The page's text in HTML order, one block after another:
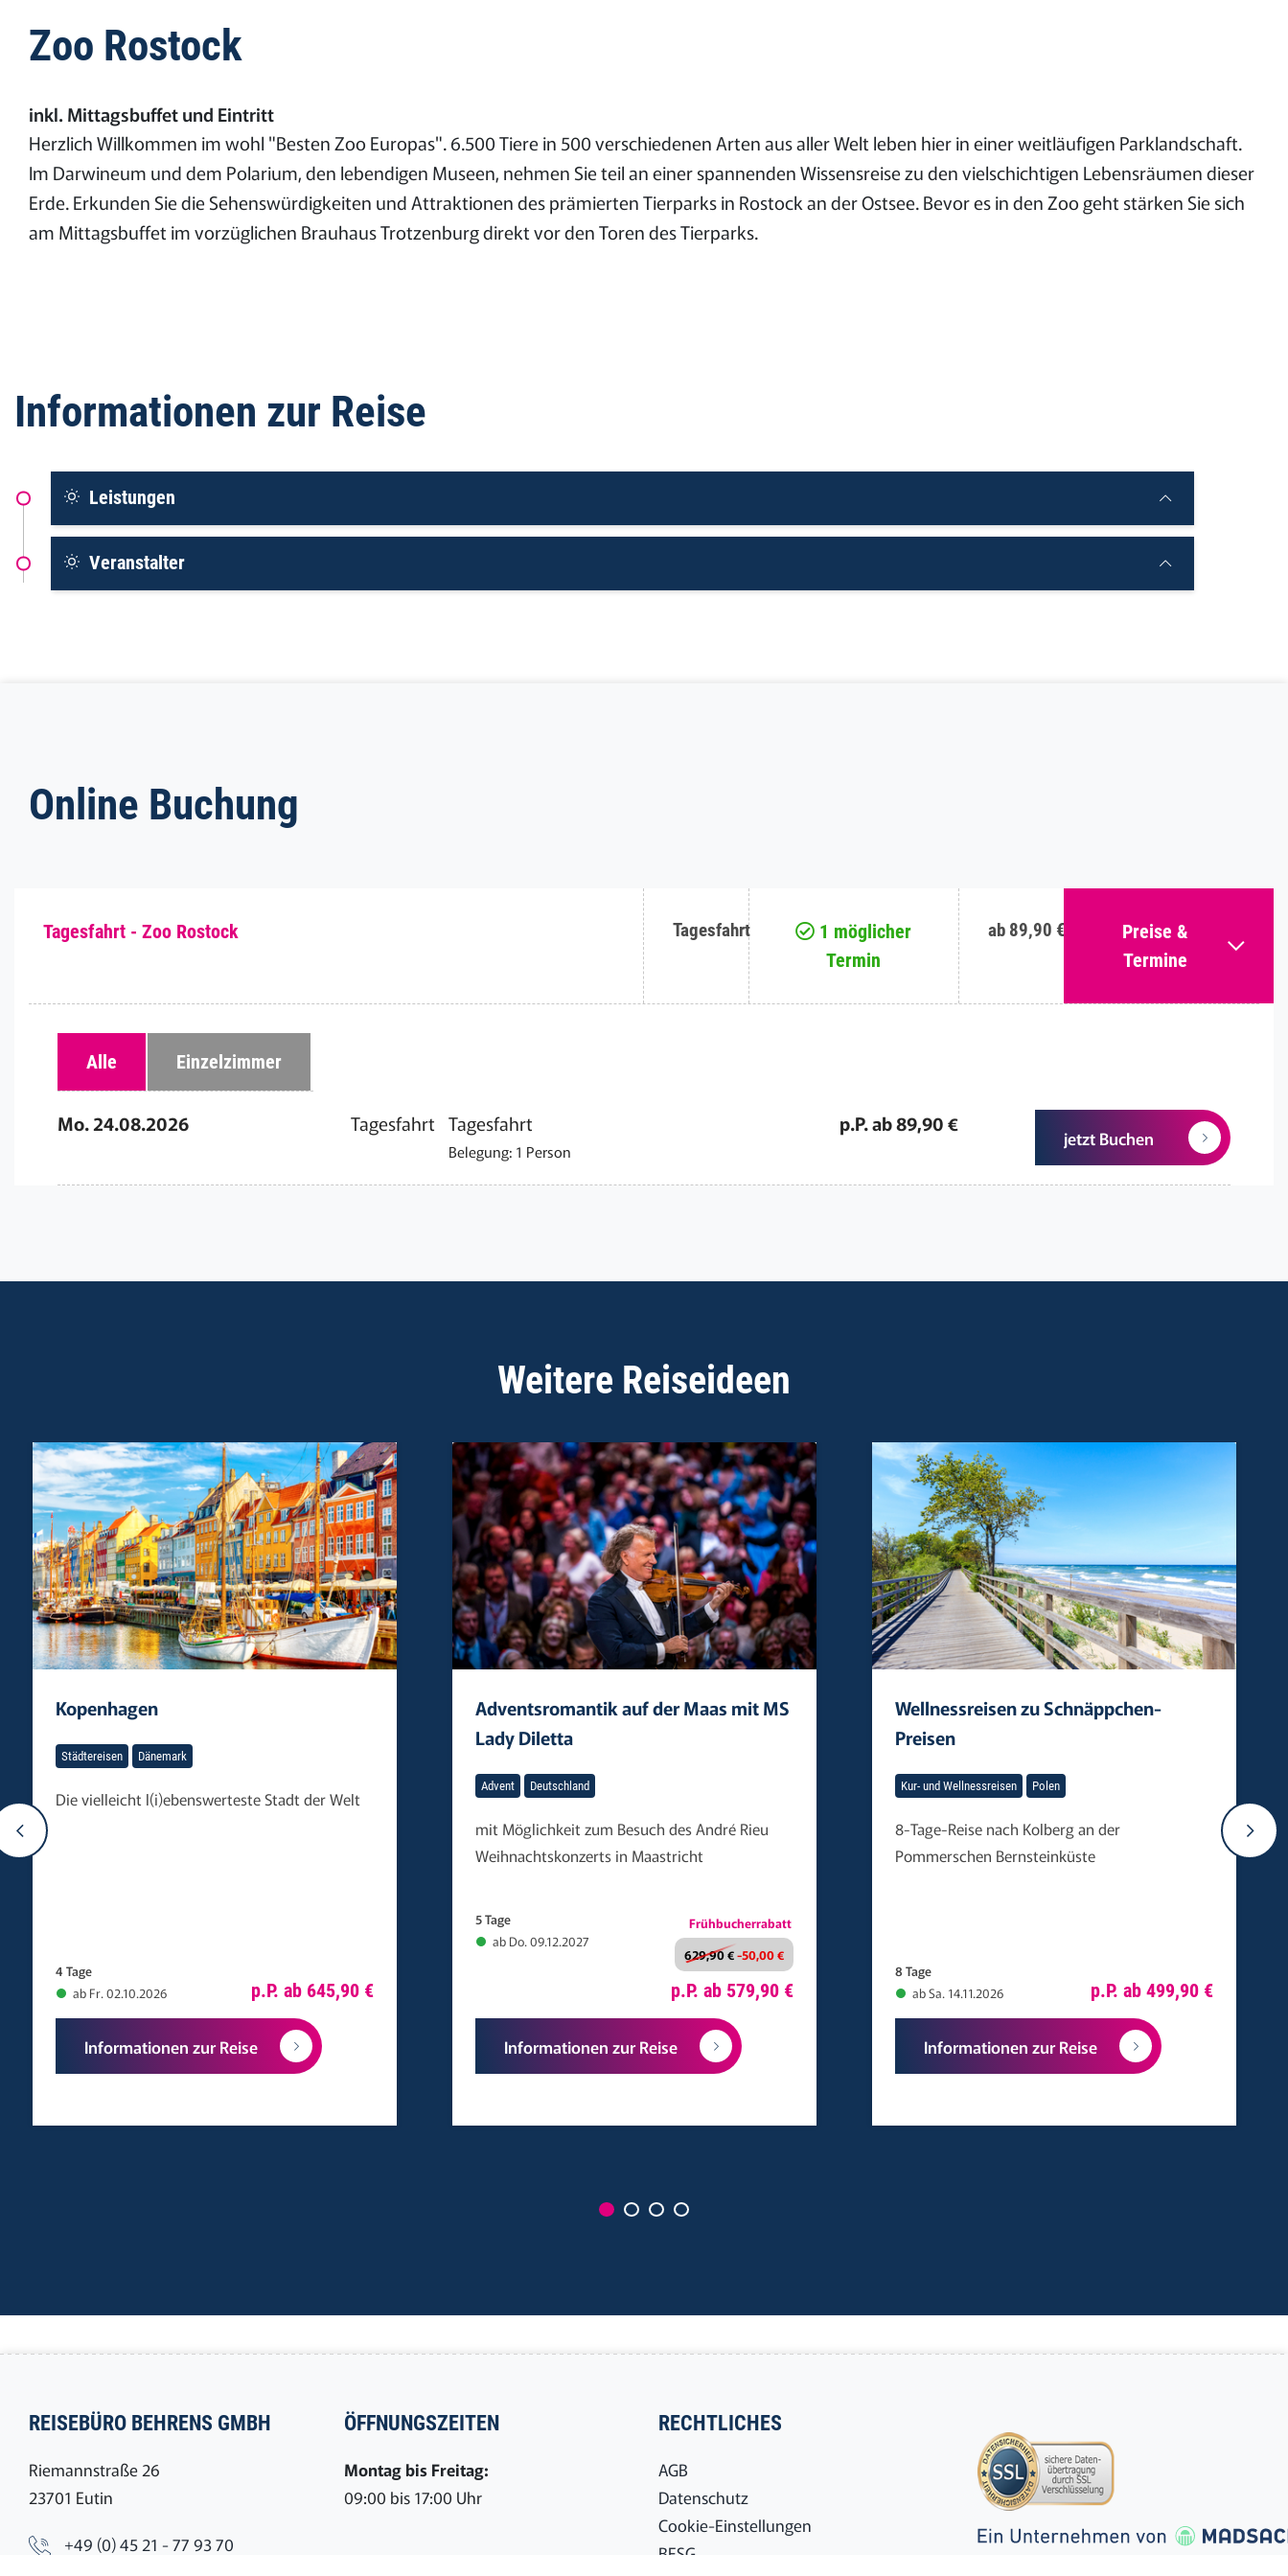
Zoo Rostock
inkl. Mittagsbuffet und Eintritt
Herzlich Willkommen im wohl "Besten Zoo Europas". 6.500 Tiere in 500 verschiedenen Arten aus aller Welt leben hier in einer weitläufigen Parklandschaft.
Im Darwineum und dem Polarium, den lebendigen Museen, nehmen Sie teil an einer spannenden Wissensreise zu den vielschichtigen Lebensräumen dieser
Erde. Erkunden Sie die Sehenswürdigkeiten und Attraktionen des prämierten Tierparks in Rostock an der Ostsee. Bevor es in den Zoo geht stärken Sie sich
am Mittagsbuffet im vorzüglichen Brauhaus Trotzenburg direkt vor den Toren des Tierparks.
Informationen zur Reise
Leistungen
Veranstalter
Online Buchung
Tagesfahrt - Zoo Rostock Tagesfahrt
1 möglicher
Termin
ab 89,90 €
Preise &
Termine
Alle Einzelzimmer
Mo. 24.08.2026 Tagesfahrt Tagesfahrt
Belegung: 1 Person
p.P. ab 89,90 €
jetzt Buchen
Weitere Reiseideen
Kopenhagen
Städtereisen Dänemark
Die vielleicht l(i)ebenswerteste Stadt der Welt
4 Tage
ab Fr. 02.10.2026
p.P. ab 645,90 €
Informationen zur Reise
Adventsromantik auf der Maas mit MS
Lady Diletta
Advent Deutschland
mit Möglichkeit zum Besuch des André Rieu
Weihnachtskonzerts in Maastricht
5 Tage
ab Do. 09.12.2027
Frühbucherrabatt
629,90 €-50,00 €
p.P. ab 579,90 €
Informationen zur Reise
Wellnessreisen zu Schnäppchen-
Preisen
Kur- und Wellnessreisen Polen
8-Tage-Reise nach Kolberg an der
Pommerschen Bernsteinküste
8 Tage
ab Sa. 14.11.2026
p.P. ab 499,90 €
Informationen zur Reise
REISEBÜRO BEHRENS GMBH
Riemannstraße 26
23701 Eutin
+49 (0) 45 21 - 77 93 70
ÖFFNUNGSZEITEN
Montag bis Freitag:
09:00 bis 17:00 Uhr
RECHTLICHES
AGB
Datenschutz
Cookie-Einstellungen
BFSG